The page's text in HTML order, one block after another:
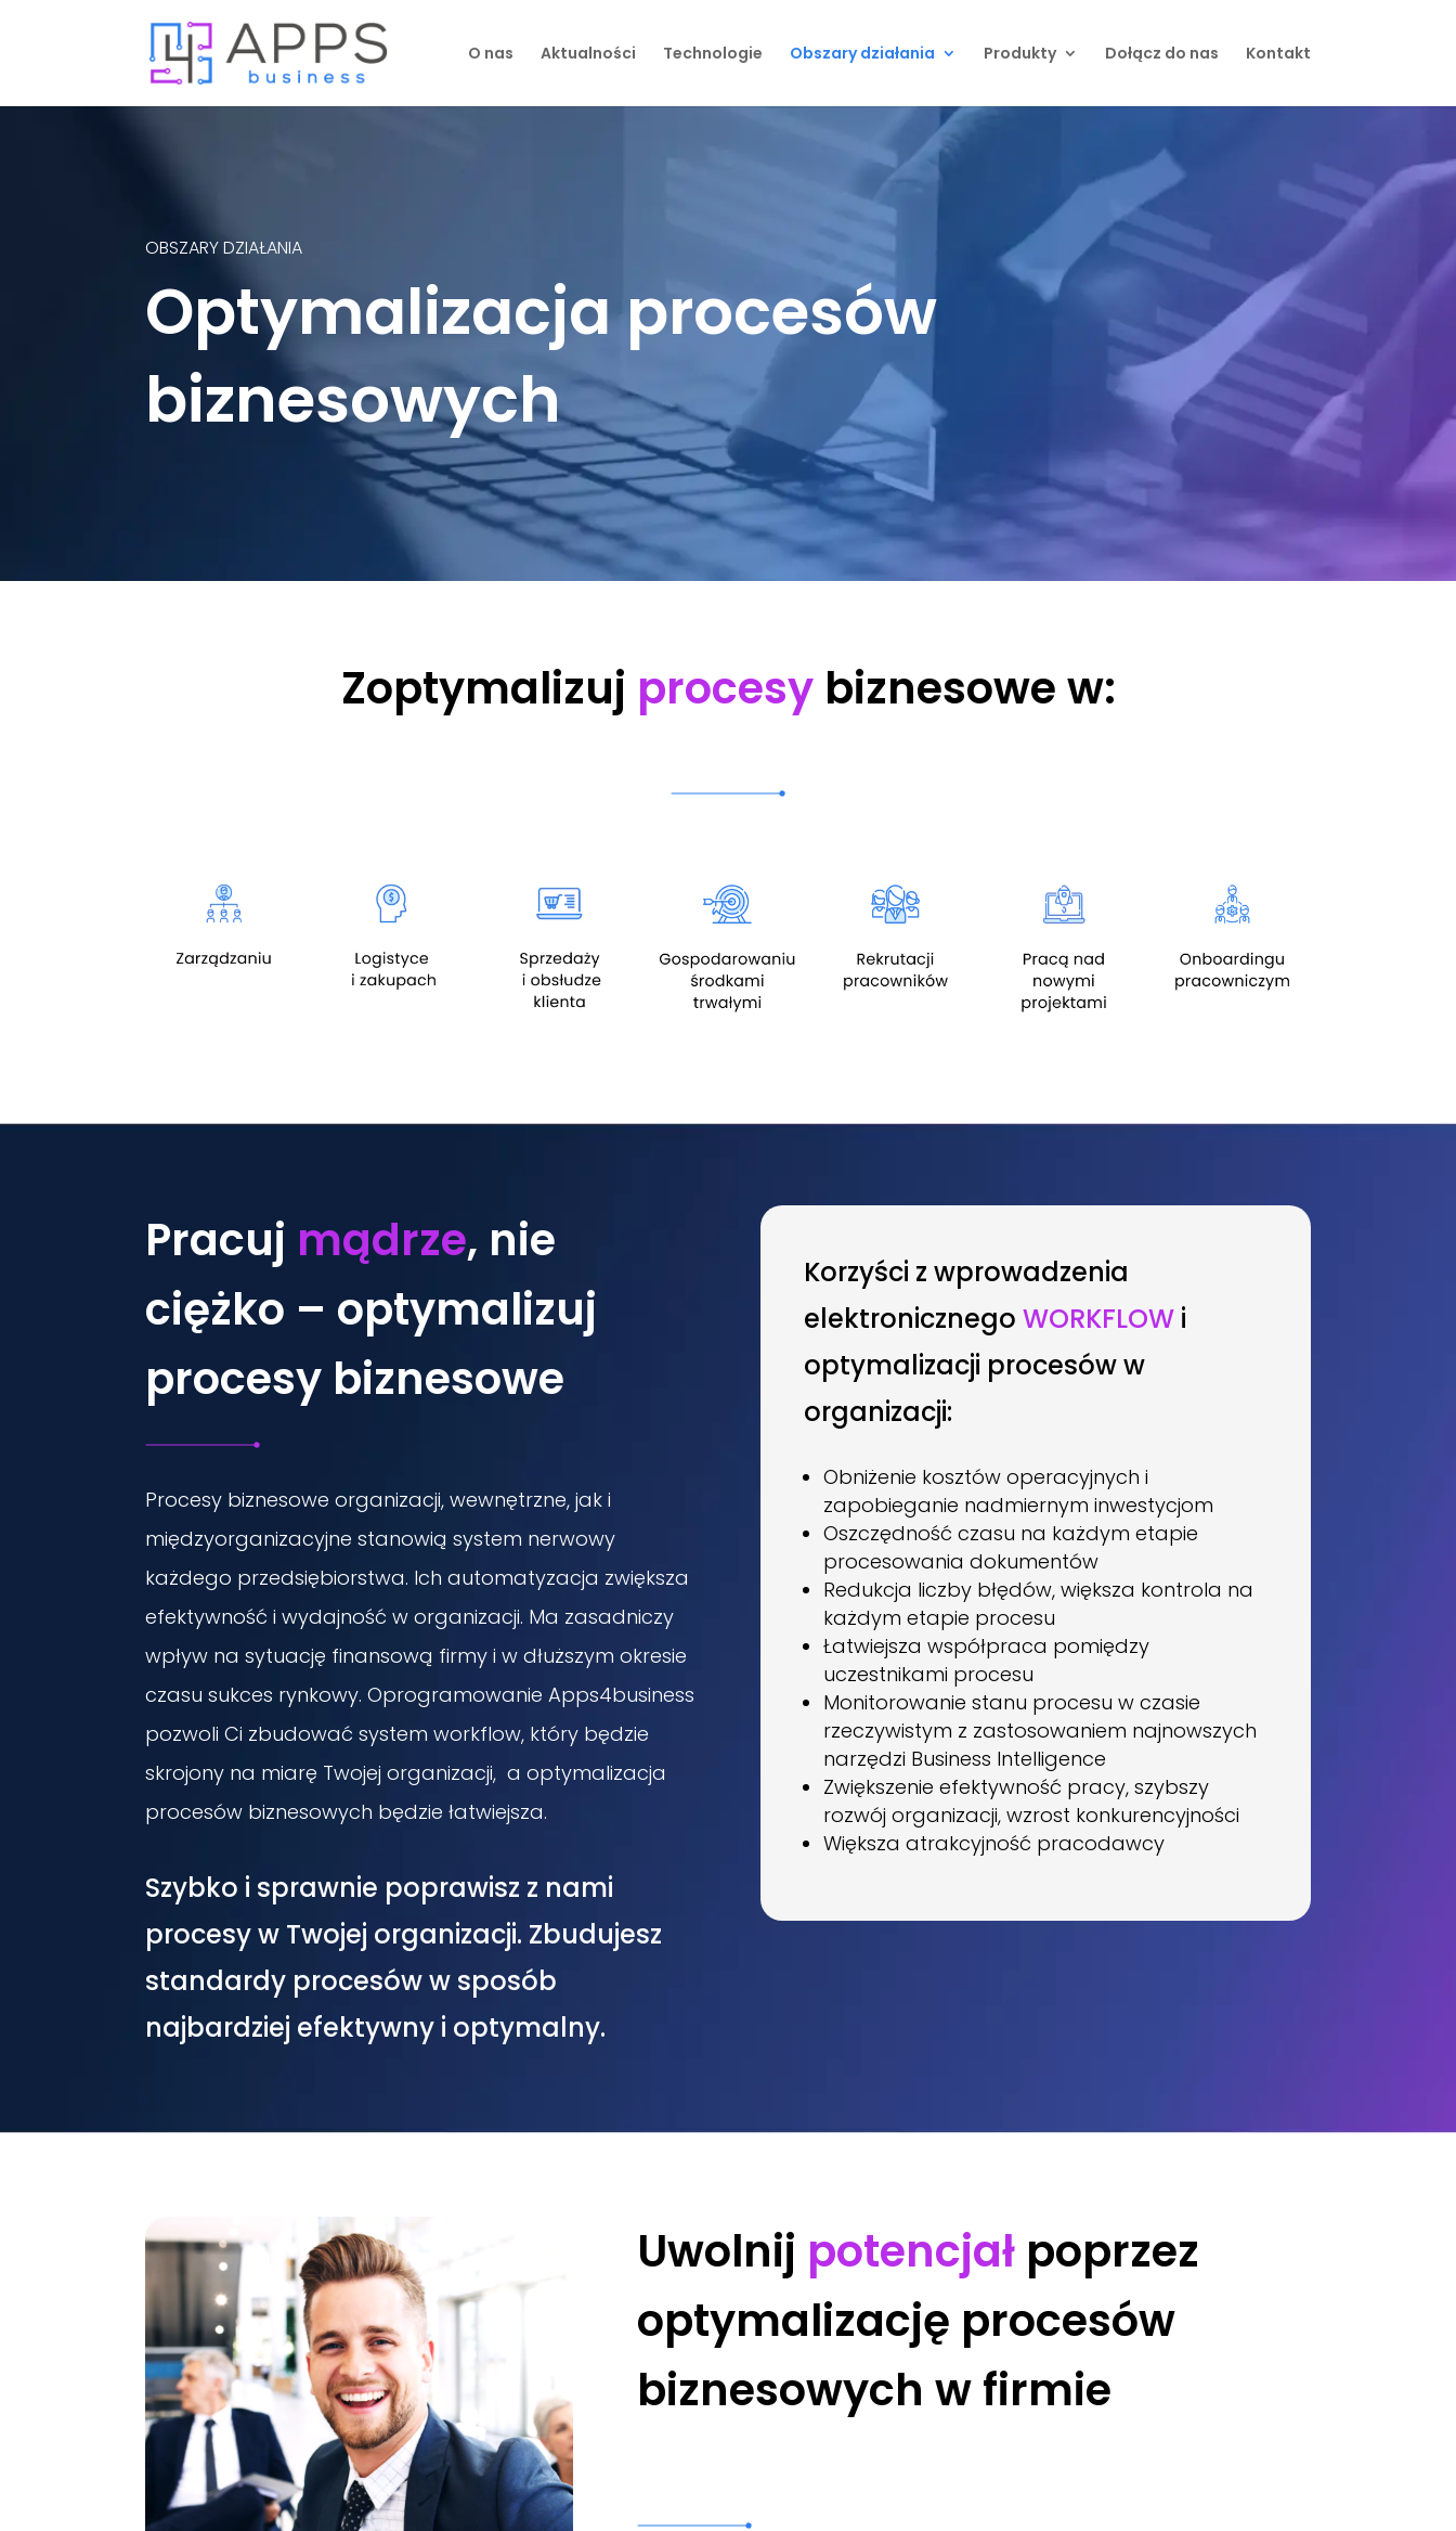
O nas Aktualności Technologie Obszary działania Produkty Dołącz do nas Kontakt
OBSZARY DZIAŁANIA
Optymalizacja procesów
biznesowych
Zoptymalizuj procesybiznesowe w:
Pracuj mądrze, nie
ciężko – optymalizuj
procesy biznesowe
Procesy biznesowe organizacji, wewnętrzne, jak i
międzyorganizacyjne stanowią system nerwowy
każdego przedsiębiorstwa. Ich automatyzacja zwiększa
efektywność i wydajność w organizacji. Ma zasadniczy
wpływ na sytuację finansową firmy i w dłuższym okresie
czasu sukces rynkowy. Oprogramowanie Apps4business
pozwoli Ci zbudować system workflow, który będzie
skrojony na miarę Twojej organizacji, a optymalizacja
procesów biznesowych będzie łatwiejsza.
Szybko i sprawnie poprawisz z nami
procesy w Twojej organizacji. Zbudujesz
standardy procesów w sposób
najbardziej efektywny i optymalny.
Korzyści z wprowadzenia
elektronicznego WORKFLOWi
optymalizacji procesów w
organizacji:
Obniżenie kosztów operacyjnych i
zapobieganie nadmiernym inwestycjom
Oszczędność czasu na każdym etapie
procesowania dokumentów
Redukcja liczby błędów, większa kontrola na
każdym etapie procesu
Łatwiejsza współpraca pomiędzy
uczestnikami procesu
Monitorowanie stanu procesu w czasie
rzeczywistym z zastosowaniem najnowszych
narzędzi Business Intelligence
Zwiększenie efektywność pracy, szybszy
rozwój organizacji, wzrost konkurencyjności
Większa atrakcyjność pracodawcy
Uwolnij potencjał poprzez
optymalizację procesów
biznesowych w firmie